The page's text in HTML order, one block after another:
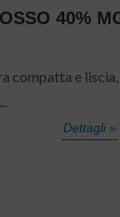
40%
compatta e liscia,
Dettagli »